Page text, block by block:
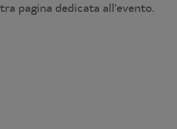
pagina dedicata all'evento.